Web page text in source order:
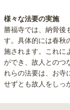
様々な法要の実施
勝福寺では、納骨後
す。具体的には春秋
施されます。これに
ができ、故人とのつ
れらの法要は、お寺
せずとも故人をしっ